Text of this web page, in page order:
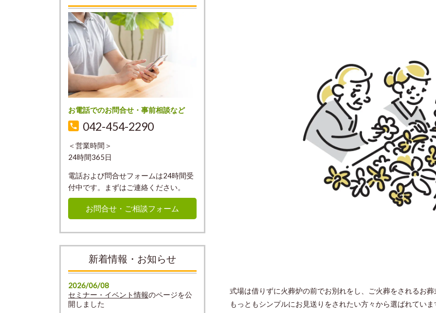
式場は借りずに火葬炉の前でお別れをし、ご火葬をされるお葬
もっともシンプルにお見送りをされたい方々から選ばれていま
お電話でのお問合せ・事前相談など
042-454-2290
＜営業時間＞
24時間365日
電話および問合せフォームは24時間受
付中です。まずはご連絡ください。
お問合せ・ご相談フォーム
新着情報・お知らせ
2026/06/08
セミナー・イベント情報のページを公
開しました